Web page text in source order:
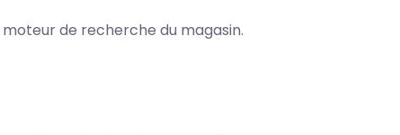
de recherche du magasin.